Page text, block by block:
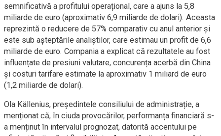
semnificativă a profitului operațional, care a ajuns la 5,8
miliarde de euro (aproximativ 6,9 miliarde de dolari). Aceasta
reprezintă o reducere de 57% comparativ cu anul anterior și
este sub așteptările analiștilor, care estimau un profit de 6,6
miliarde de euro. Compania a explicat că rezultatele au fost
influențate de presiuni valutare, concurența acerbă din China
și costuri tarifare estimate la aproximativ 1 miliard de euro
(1,2 miliarde de dolari).
Ola Källenius, președintele consiliului de administrație, a
menționat că, în ciuda provocărilor, performanța financiară s-
a menținut în intervalul prognozat, datorită accentului pe